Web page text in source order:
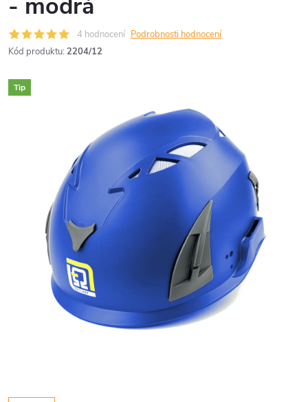
4 hodnocení Podrobnosti hodnocení
Kód produktu: 2204/12
Tip